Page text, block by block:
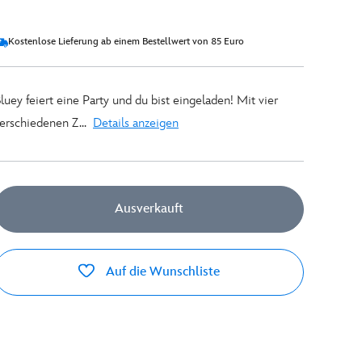
Kostenlose Lieferung ab einem Bestellwert von 85 Euro
feiert eine Party und du bist eingeladen! Mit vier
Z... Details anzeigen
Ausverkauft
Auf die Wunschliste